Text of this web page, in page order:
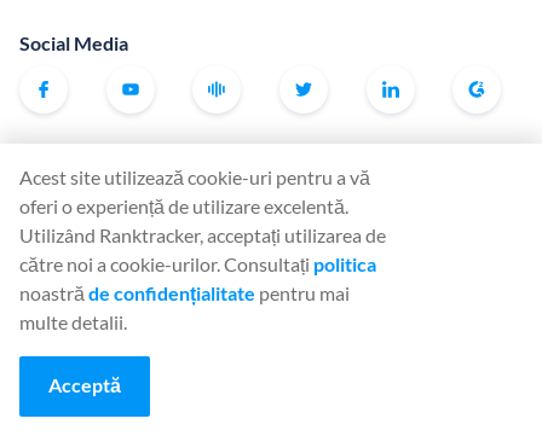
Social Media
Keyword Finder
SERP Checker
Backlink Monitor
Acest site utilizează cookie-uri pentru a vă
oferi o experiență de utilizare excelentă.
Utilizând Ranktracker, acceptați utilizarea de
către noi a cookie-urilor. Consultați politica
noastră de confidențialitate pentru mai
multe detalii.
Acceptă